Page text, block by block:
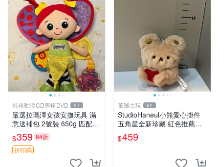
影視動漫CD專輯DVD 57
嚴選拉瑪澤女孩安撫玩具 滿
意送補包 2號裝 650g 匹配嬰
幼童舒壓好伴侶 女孩專用 安
心選擇 安撫玩偶 衝包 玩具
$359 84折
折扣碼
董爺古玩 61
StudioHaneul小熊愛心掛件
五角星全新珍藏 紅色推薦收
藏 玩具掛飾 掛件 新品
$459